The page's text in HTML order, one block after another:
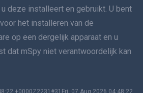
deze installeert en gebruikt. U bent
het installeren van de
op een dergelijk apparaat en u
dat mSpy niet verantwoordelijk kan
+0000Z2231#31Fri, 07 Aug 2026 04:48:22